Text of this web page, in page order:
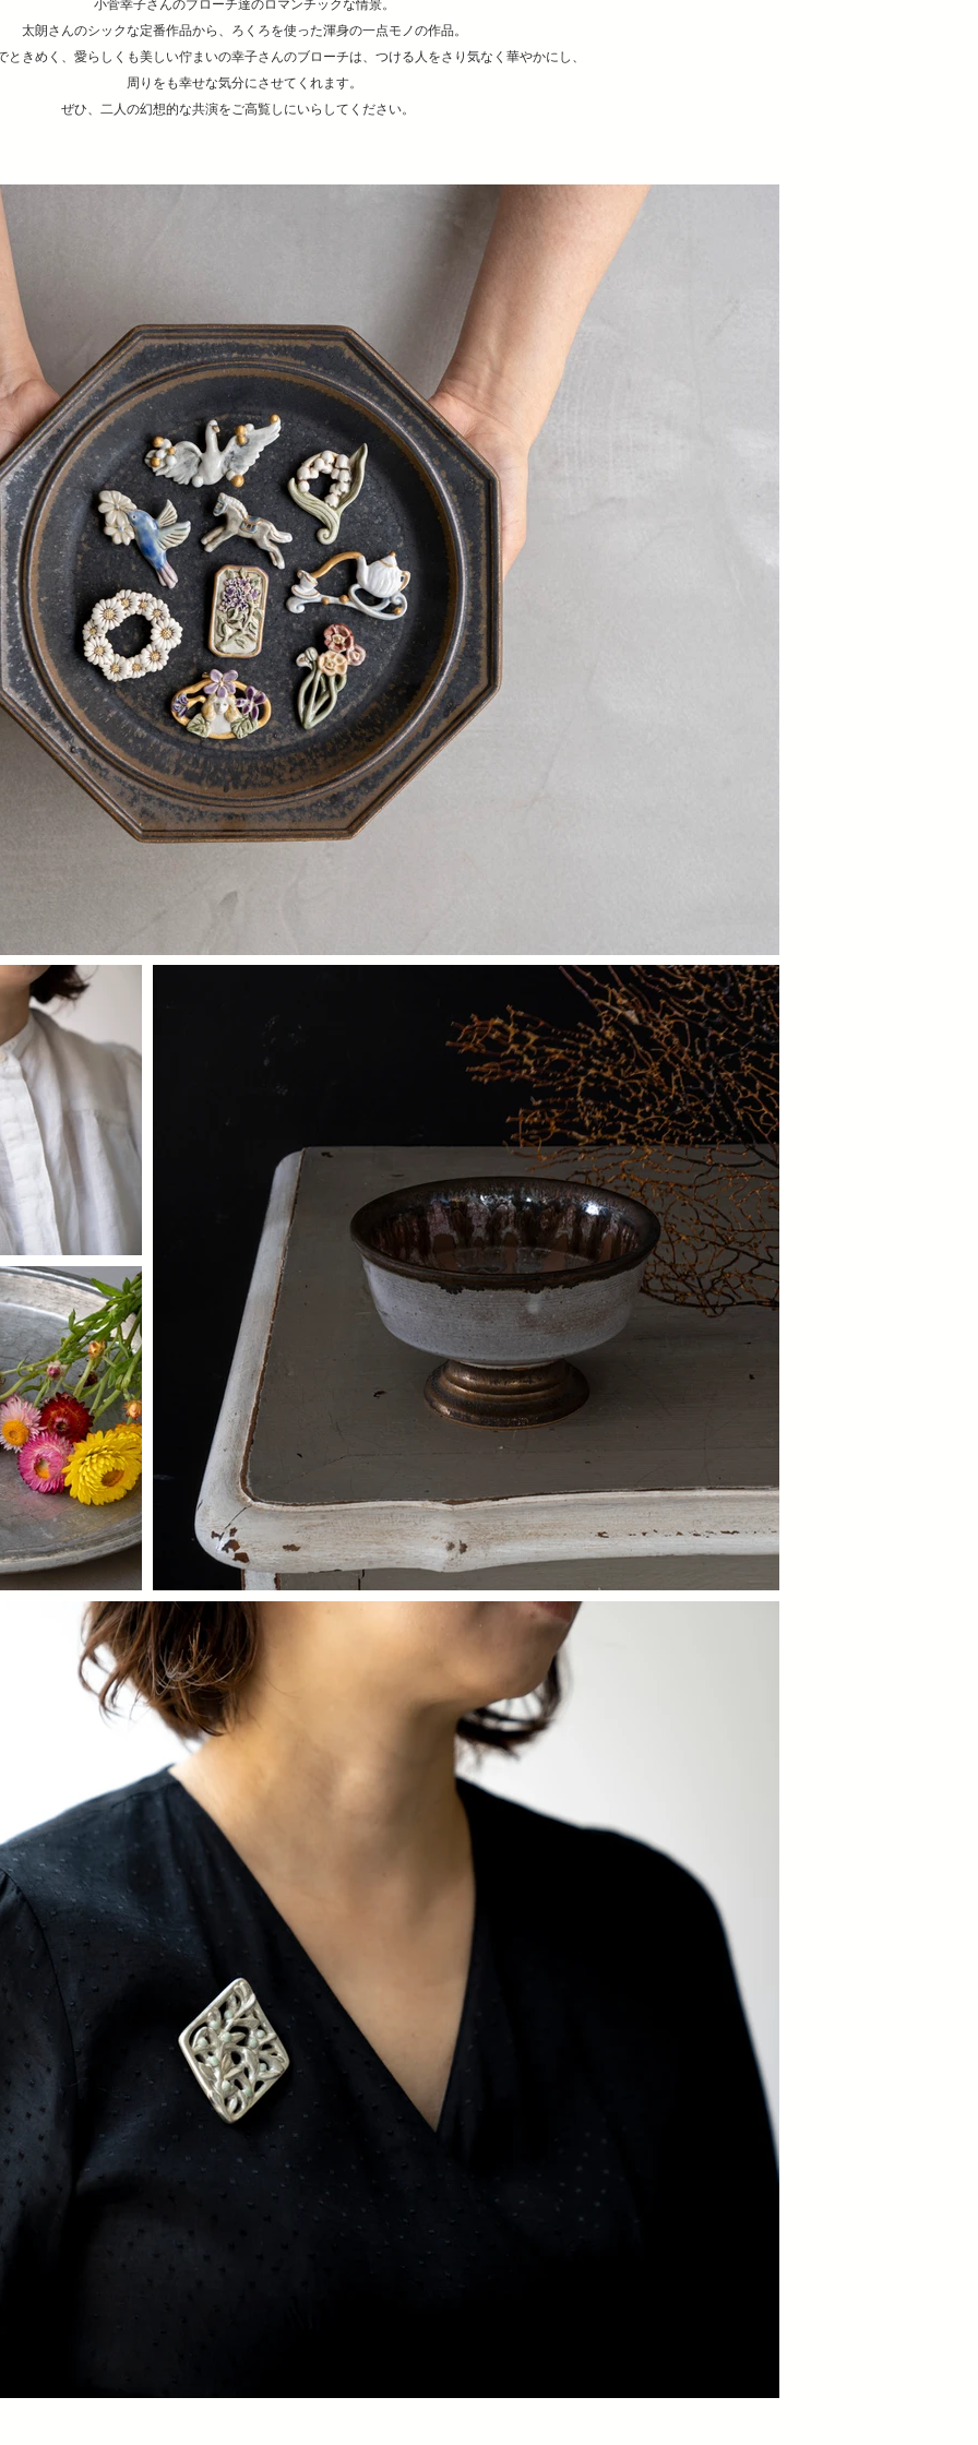
小菅幸子さんのブローチ達のロマンチックな情景。
太朗さんのシックな定番作品から、ろくろを使った渾身の一点モノの作品。
ときめく、愛らしくも美しい佇まいの幸子さんのブローチは、つける人をさり気なく華やかにし、
周りをも幸せな気分にさせてくれます。
ぜひ、二人の幻想的な共演をご高覧しにいらしてください。